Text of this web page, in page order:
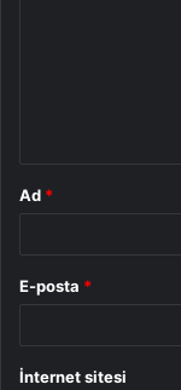
Ad *
E-posta *
İnternet sitesi